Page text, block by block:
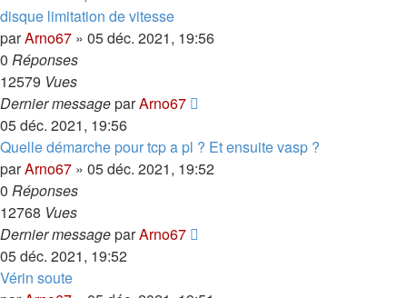
disque limitation de vitesse
parArno67 » 05 déc. 2021, 19:56
0 Réponses
12579 Vues
Dernier messageparArno67
05 déc. 2021, 19:56
Quelle démarche pour tcp a pl ? Et ensuite vasp ?
parArno67 » 05 déc. 2021, 19:52
0 Réponses
12768 Vues
Dernier messageparArno67
05 déc. 2021, 19:52
Vérin soute